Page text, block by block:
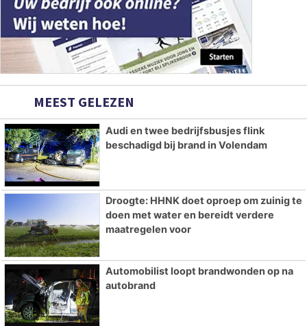
MEEST GELEZEN
Audi en twee bedrijfsbusjes flink
beschadigd bij brand in Volendam
Droogte: HHNK doet oproep om zuinig te
doen met water en bereidt verdere
maatregelen voor
Automobilist loopt brandwonden op na
autobrand